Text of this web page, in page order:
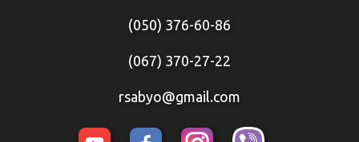
(050) 376-60-86
(067) 370-27-22
rsabyo@gmail.com